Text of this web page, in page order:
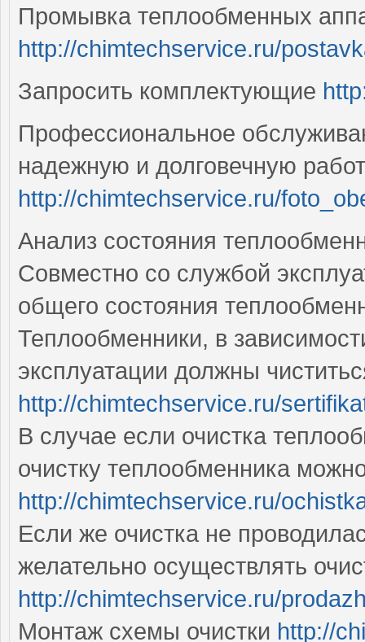
Промывка теплообменных
http://chimtechservice.ru/
Запросить комплектующие
Профессиональное
надежную и долговечную
http://chimtechservice.ru/
Анализ состояния
Совместно со службой
общего состояния
Теплообменники, в
эксплуатации должны
http://chimtechservice.ru/
В случае если очистка
очистку теплообменника
http://chimtechservice.ru/
Если же очистка не
желательно осуществлять
http://chimtechservice.ru/
Монтаж схемы очистки http://